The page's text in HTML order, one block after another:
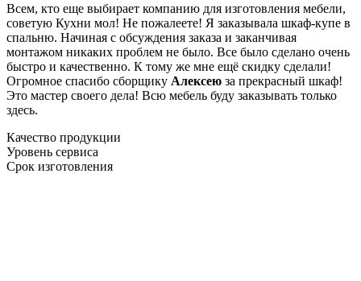
Всем, кто еще выбирает компанию для изготовления мебели,
советую Кухни мол! Не пожалеете! Я заказывала шкаф-купе в
спальню. Начиная с обсуждения заказа и заканчивая
монтажом никаких проблем не было. Все было сделано очень
быстро и качественно. К тому же мне ещё скидку сделали!
Огромное спасибо сборщику Алексею за прекрасный шкаф!
Это мастер своего дела! Всю мебель буду заказывать только
здесь.
Качество продукции
Уровень сервиса
Срок изготовления